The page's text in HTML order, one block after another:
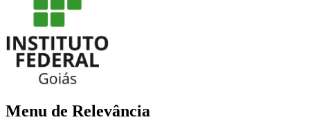
Menu de Relevância